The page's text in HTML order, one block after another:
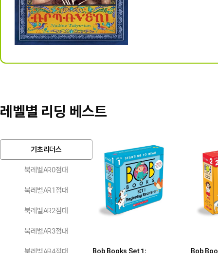
삽화로 구성돼 부담 없이 읽히면
최근 선택 하나쯤을 떠올리게 만
장하는 일도 소중하다는 사실을
다.
레벨별 리딩 베스트
기초리더스
북레벨AR0점대
북레벨AR1점대
북레벨AR2점대
북레벨AR3점대
Bob Books Set 1:
Bob